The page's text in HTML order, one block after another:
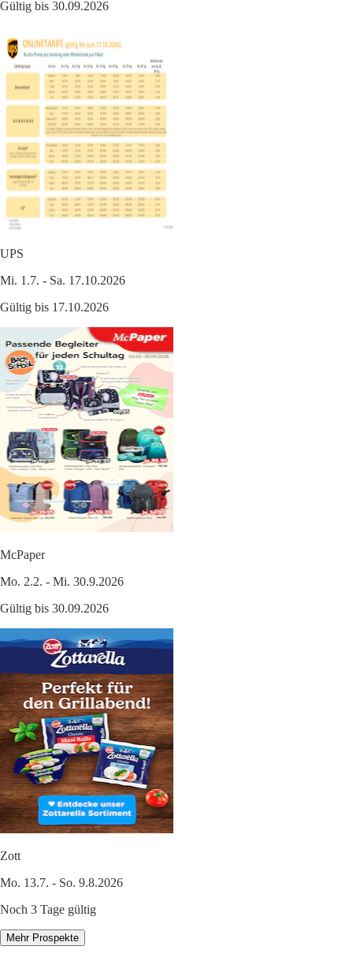
Gültig bis 30.09.2026
UPS
Mi. 1.7. - Sa. 17.10.2026
Gültig bis 17.10.2026
McPaper
Mo. 2.2. - Mi. 30.9.2026
Gültig bis 30.09.2026
Zott
Mo. 13.7. - So. 9.8.2026
Noch 3 Tage gültig
Mehr Prospekte